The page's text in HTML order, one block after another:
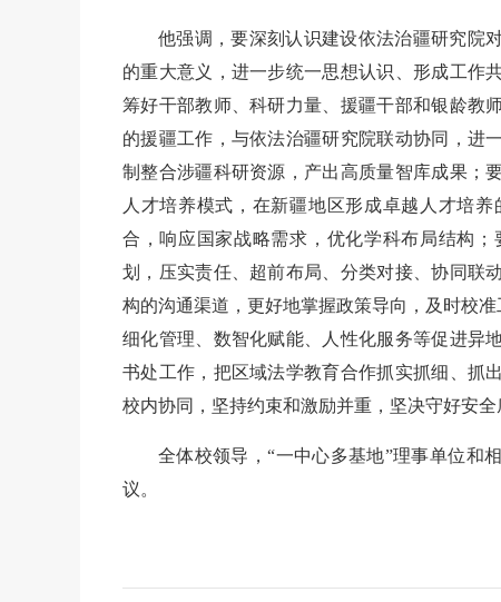
他强调，要深刻认识建设依法治疆研究院
的重大意义，进一步统一思想认识、形成工作
筹好干部教师、科研力量、援疆干部和银龄教
的援疆工作，与依法治疆研究院联动协同，进
制整合涉疆科研资源，产出高质量智库成果；
人才培养模式，在新疆地区形成卓越人才培
合，响应国家战略需求，优化学科布局结构
划，压实责任、超前布局、分类对接、协同联
构的沟通渠道，更好地掌握政策导向，及时校
细化管理、数智化赋能、人性化服务等促进异
书处工作，把区域法学教育合作抓实抓细、抓
校内协同，坚持约束和激励并重，坚决守好安全
全体校领导，“一中心多基地”理事单位和
议。